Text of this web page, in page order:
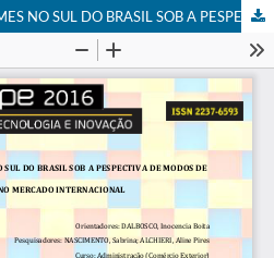
ESTUDOS DE CASO EM PMES NO SUL DO BRASIL SOB A PESPECTIVA DE MODOS DE ENTRADA NO MERCADO INTERNACIONAL